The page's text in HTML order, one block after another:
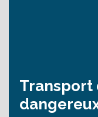
Transport